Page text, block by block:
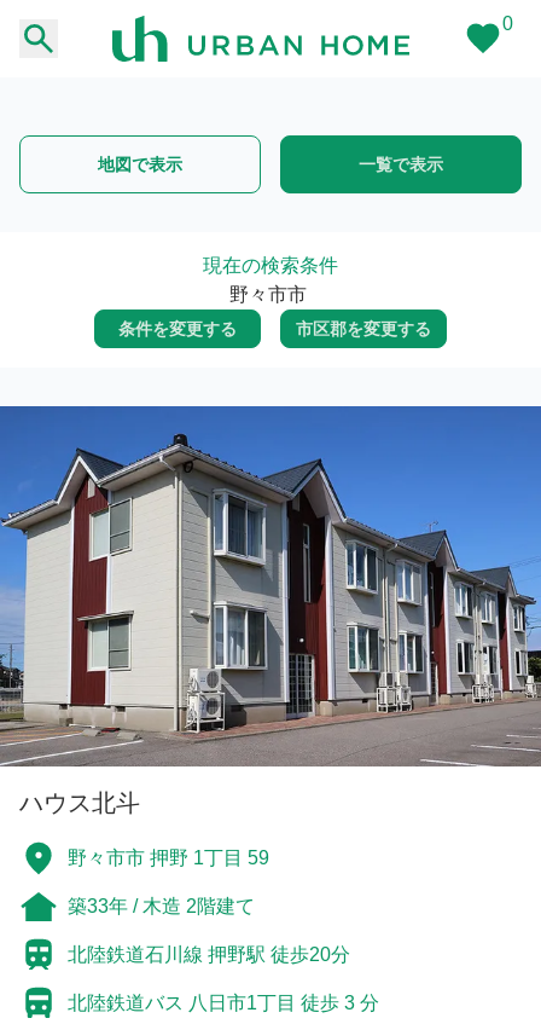
0
地図で表示 一覧で表示
現在の検索条件
野々市市
条件を変更する 市区郡を変更する
ハウス北斗
野々市市 押野 1丁目 59
築33年 / 木造 2階建て
北陸鉄道石川線 押野駅 徒歩20分
北陸鉄道バス 八日市1丁目 徒歩 3 分